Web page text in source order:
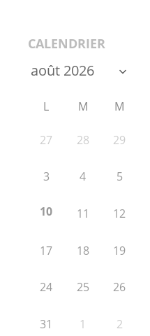
CALENDRIER
L M M
27 28 29
3 4 5
10 11 12
17 18 19
24 25 26
31 1 2